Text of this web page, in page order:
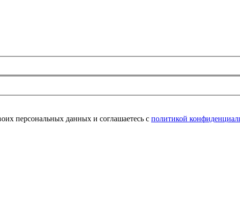
персональных данных и соглашаетесь с политикой